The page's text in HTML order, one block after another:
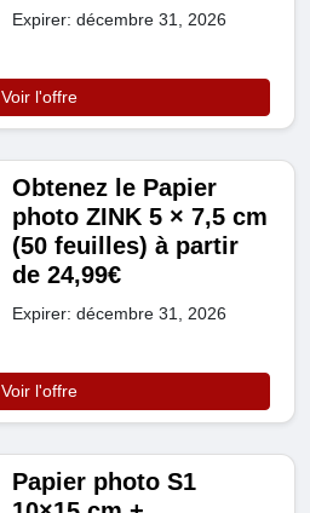
Expirer: décembre 31, 2026
Voir l'offre
Obtenez le Papier
photo ZINK 5 × 7,5 cm
(50 feuilles) à partir
de 24,99€
Expirer: décembre 31, 2026
Voir l'offre
Papier photo S1